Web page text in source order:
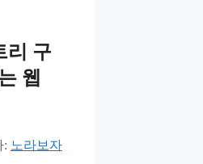
리 구
웹
: 노라보자